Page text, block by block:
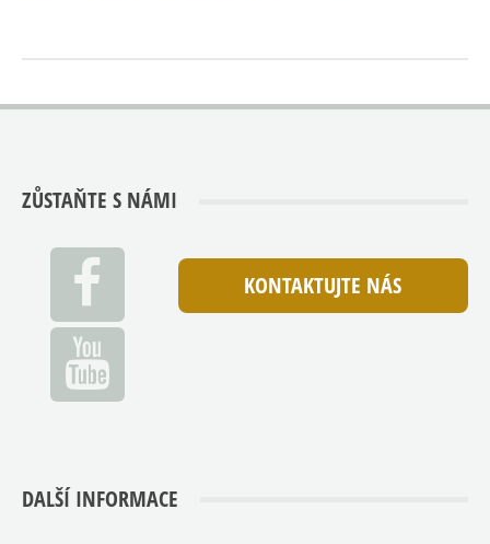
ZŮSTAŇTE S NÁMI
KONTAKTUJTE NÁS
DALŠÍ INFORMACE